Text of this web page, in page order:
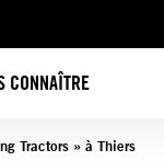
CONNAÎTRE
Tractors » à Thiers